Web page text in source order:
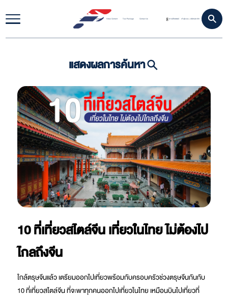
Home Travel Update Video Content Tour Package Contact Us ดาวน์โหลดแอป เข้าสู่ระบบ | สมัครสมาชิก
แสดงผลการค้นหา
10 ที่เที่ยวสไตล์จีน เที่ยวในไทย ไม่ต้องไป
ไกลถึงจีน
ใกล้ตรุษจีนแล้ว เตรียมออกไปเที่ยวพร้อมกับครอบครัวช่วงตรุษจีนกันกับ
10 ที่เที่ยวสไตล์จีน ที่จะพาทุกคนออกไปเที่ยวในไทย เหมือนบินไปเที่ยวที่